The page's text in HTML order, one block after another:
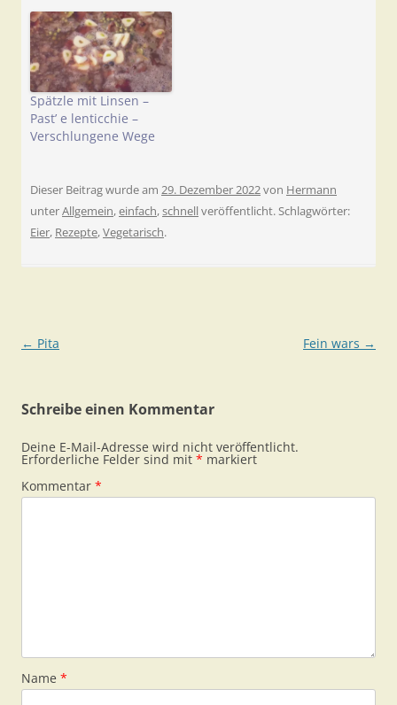
Spätzle mit Linsen –
Past’ e lenticchie –
Verschlungene Wege
Dieser Beitrag wurde am 29. Dezember 2022von Hermann
unterAllgemein,einfach,schnell veröffentlicht. Schlagwörter:
Eier, Rezepte,Vegetarisch.
Beitragsnavigation
← Pita Fein wars →
Schreibe einen Kommentar
Deine E-Mail-Adresse wird nicht veröffentlicht.
Erforderliche Felder sind mit * markiert
Kommentar *
Name *